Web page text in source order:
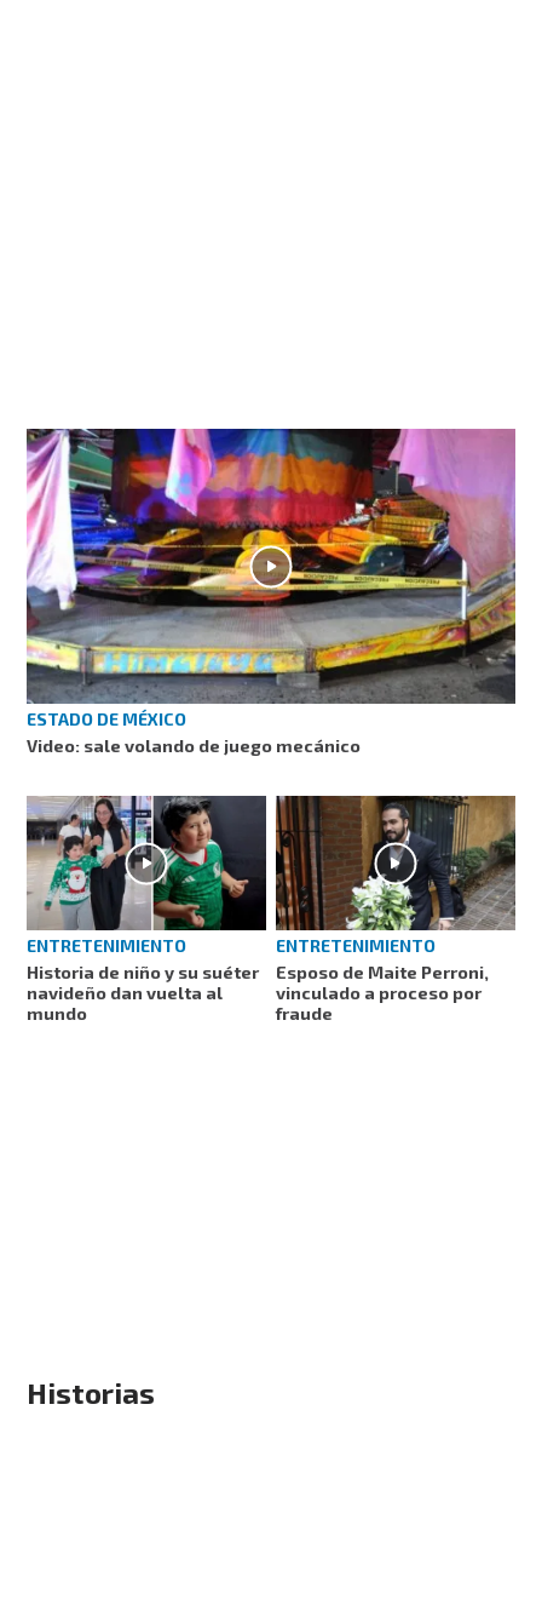
ESTADO DE MÉXICO
Video: sale volando de juego mecánico
ENTRETENIMIENTO
Historia de niño y su suéter
navideño dan vuelta al
mundo
ENTRETENIMIENTO
Esposo de Maite Perroni,
vinculado a proceso por
fraude
Historias